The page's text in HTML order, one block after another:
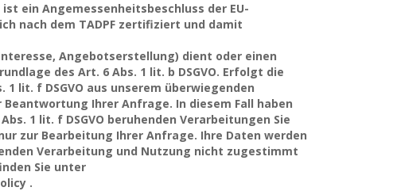
ein Angemessenheitsbeschluss der EU-
nach dem TADPF zertifiziert und damit
Angebotserstellung) dient oder einen
des Art. 6 Abs. 1 lit. b DSGVO. Erfolgt die
lit. f DSGVO aus unserem überwiegenden
Ihrer Anfrage. In diesem Fall haben
1 lit. f DSGVO beruhenden Verarbeitungen Sie
zur Bearbeitung Ihrer Anfrage. Ihre Daten werden
Verarbeitung und Nutzung nicht zugestimmt
Sie unter
.